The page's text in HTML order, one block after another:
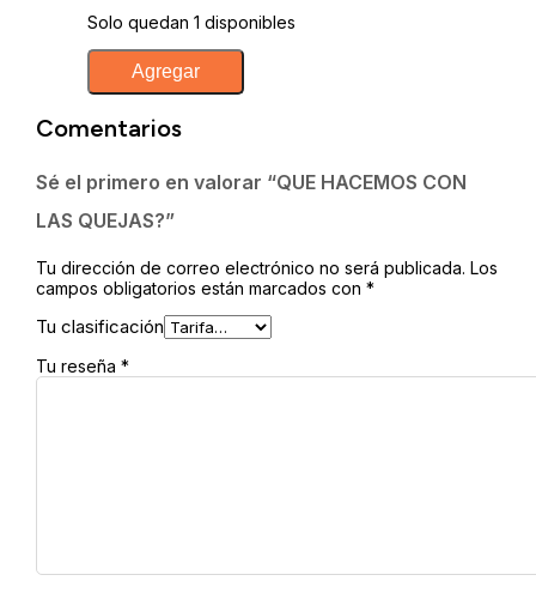
Solo quedan 1 disponibles
QUE
HACEMOS
CON
QUEJAS?
Agregar
Comentarios
Sé el primero en valorar “QUE HACEMOS CON
LAS QUEJAS?”
Tu dirección de correo electrónico no será publicada. Los
campos obligatorios están marcados con *
Tu clasificación
Tu reseña *